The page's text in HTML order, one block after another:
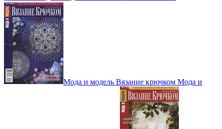
Мода и модель Вязание крючком Мода и